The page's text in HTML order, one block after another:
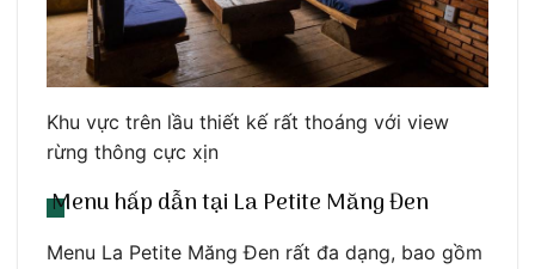
Khu vực trên lầu thiết kế rất thoáng với view
rừng thông cực xịn
Menu hấp dẫn tại La Petite Măng Đen
Menu La Petite Măng Đen rất đa dạng, bao gồm